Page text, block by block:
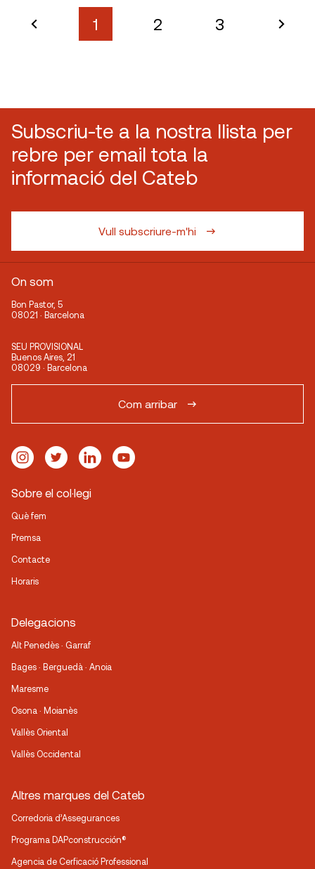
1 2 3
Subscriu-te a la nostra llista per
rebre per email tota la
informació del Cateb
Vull subscriure-m'hi
On som
Bon Pastor, 5
08021 · Barcelona
SEU PROVISIONAL
Buenos Aires, 21
08029 · Barcelona
Com arribar
Sobre el col·legi
Què fem
Premsa
Contacte
Horaris
Delegacions
Alt Penedès · Garraf
Bages · Berguedà · Anoia
Maresme
Osona · Moianès
Vallès Oriental
Vallès Occidental
Altres marques del Cateb
Corredoria d’Assegurances
Programa DAPconstrucción®
Agencia de Cerficació Professional